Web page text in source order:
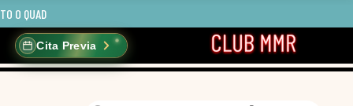
O QUAD
Cita Previa